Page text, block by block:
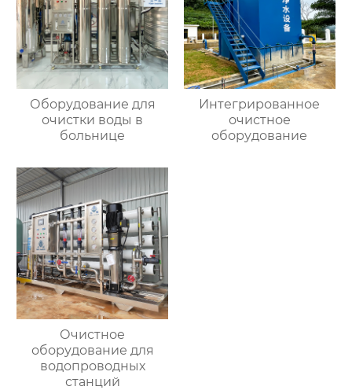
Оборудование для
очистки воды в
больнице
Интегрированное
очистное
оборудование
Очистное
оборудование для
водопроводных
станций